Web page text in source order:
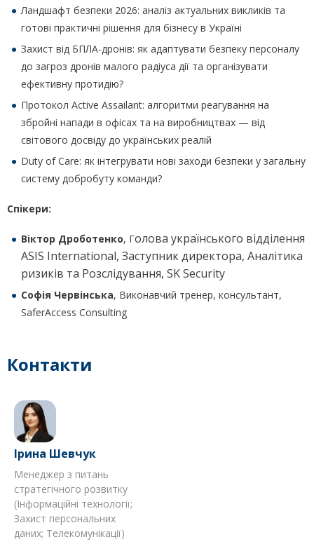
Ландшафт безпеки 2026: аналіз актуальних викликів та
готові практичні рішення для бізнесу в Україні
Захист від БПЛА-дронів: як адаптувати безпеку персоналу
до загроз дронів малого радіуса дії та організувати
ефективну протидію?
Протокол Active Assailant: алгоритми реагування на
збройні напади в офісах та на виробництвах — від
світового досвіду до українських реалій
Duty of Care: як інтегрувати нові заходи безпеки у загальну
систему добробуту команди?
Спікери:
Віктор Дроботенко, Голова українського відділення
ASIS International, Заступник директора, Аналітика
ризиків та Розслідування, SK Security
Софія Червінська, Виконавчий тренер, консультант,
SaferAccess Consulting
Контакти
Ірина Шевчук
Менеджер з питань
стратегічного розвитку
(Інформаційні технології;
Захист персональних
даних; Телекомунікації)